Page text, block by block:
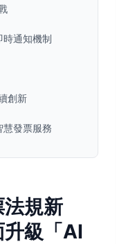
通知機制
創新
慧發票服務
規新
級「AI